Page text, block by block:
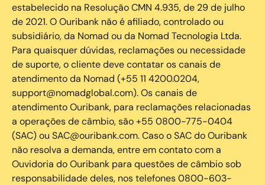
estabelecido na Resolução CMN 4.935, de 29 de julho
de 2021. O Ouribank não é afiliado, controlado ou
subsidiário, da Nomad ou da Nomad Tecnologia Ltda.
Para quaisquer dúvidas, reclamações ou necessidade
de suporte, o cliente deve contatar os canais de
atendimento da Nomad (+55 11 4200.0204,
support@nomadglobal.com). Os canais de
atendimento Ouribank, para reclamações relacionadas
a operações de câmbio, são +55 0800-775-0404
(SAC) ou SAC@ouribank.com. Caso o SAC do Ouribank
não resolva a demanda, entre em contato com a
Ouvidoria do Ouribank para questões de câmbio sob
responsabilidade deles, nos telefones 0800-603-